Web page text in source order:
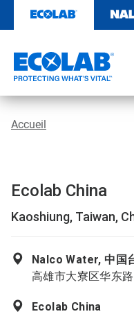
contenu​​​​​​​
Accueil
Ecolab China
Kaoshiung, Taiwan,
Nalco Water, 中国
高雄市大寮区华东
Ecolab China